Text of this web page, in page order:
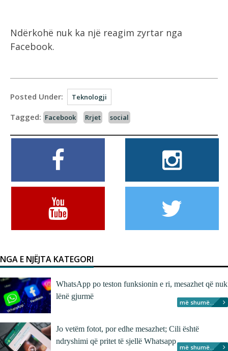
Ndërkohë nuk ka një reagim zyrtar nga
Facebook.
Posted Under: Teknologji
Tagged: Facebook Rrjet social
NGA E NJËJTA KATEGORI
WhatsApp po teston funksionin e ri, mesazhet që nuk
lënë gjurmë
më shumë...
Jo vetëm fotot, por edhe mesazhet; Cili është
ndryshimi që pritet të sjellë Whatsapp
më shumë...